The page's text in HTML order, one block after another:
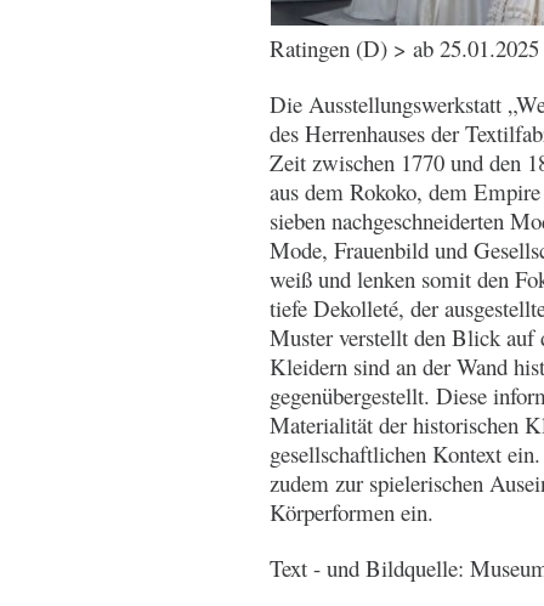
Ratingen (D) > ab 25.01.2025
Die Ausstellungswerkstatt
des Herrenhauses der
Zeit zwischen 1770 und den
aus dem Rokoko, dem
sieben nachgeschneiderten
Mode, Frauenbild und
weiß und lenken somit den
tiefe Dekolleté, der
Muster verstellt den Blick auf
Kleidern sind an der Wand
gegenübergestellt. Diese
Materialität der historischen
gesellschaftlichen Kontext
zudem zur spielerischen
Körperformen ein.
Text - und Bildquelle: